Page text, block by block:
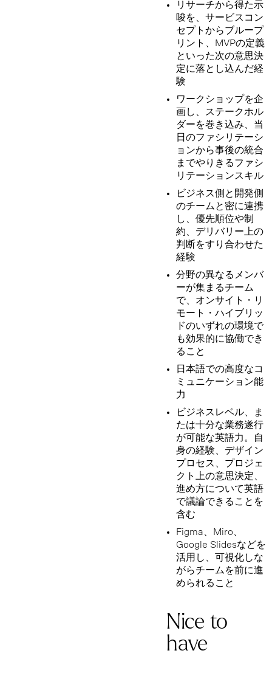
リサーチから得た示
唆を、サービスコン
セプトからブループ
リント、MVPの定義
といった次の意思決
定に落とし込んだ経
験
ワークショップを企
画し、ステークホル
ダーを巻き込み、当
日のファシリテーシ
ョンから事後の統合
までやりきるファシ
リテーションスキル
ビジネス側と開発側
のチームと密に連携
し、優先順位や制
約、デリバリー上の
判断をすり合わせた
経験
分野の異なるメンバ
ーが集まるチーム
で、オンサイト・リ
モート・ハイブリッ
ドのいずれの環境で
も効果的に協働でき
ること
日本語での高度なコ
ミュニケーション能
力
ビジネスレベル、ま
たは十分な業務遂行
が可能な英語力。自
身の経験、デザイン
プロセス、プロジェ
クト上の意思決定、
進め方について英語
で議論できることを
含む
Figma、Miro、
Google Slidesなどを
活用し、可視化しな
がらチームを前に進
められること
Nice to
have